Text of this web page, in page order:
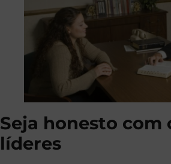
Seja honesto com
líderes